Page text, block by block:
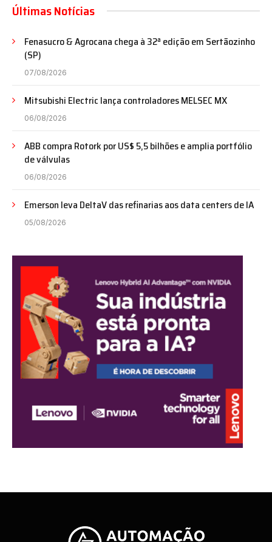
Últimas Notícias
Fenasucro & Agrocana chega à 32ª edição em Sertãozinho
(SP)
07/08/2026
Mitsubishi Electric lança controladores MELSEC MX
06/08/2026
ABB compra Rotork por US$ 5,5 bilhões e amplia portfólio
de válvulas
06/08/2026
Emerson leva DeltaV das refinarias aos data centers de IA
05/08/2026